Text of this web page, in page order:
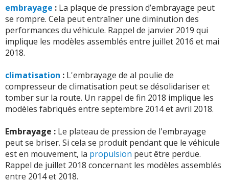
embrayage : La plaque de pression d’embrayage peut
se rompre. Cela peut entraîner une diminution des
performances du véhicule. Rappel de janvier 2019 qui
implique les modèles assemblés entre juillet 2016 et mai
2018.
climatisation : L'embrayage de al poulie de
compresseur de climatisation peut se désolidariser et
tomber sur la route. Un rappel de fin 2018 implique les
modèles fabriqués entre septembre 2014 et avril 2018.
Embrayage : Le plateau de pression de l'embrayage
peut se briser. Si cela se produit pendant que le véhicule
est en mouvement, la propulsion peut être perdue.
Rappel de juillet 2018 concernant les modèles assemblés
entre 2014 et 2018.